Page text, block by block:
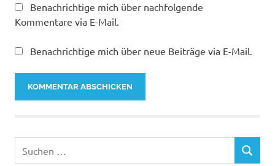
Benachrichtige mich über nachfolgende
Kommentare via E-Mail.
Benachrichtige mich über neue Beiträge via E-Mail.
nach:
SUCHEN